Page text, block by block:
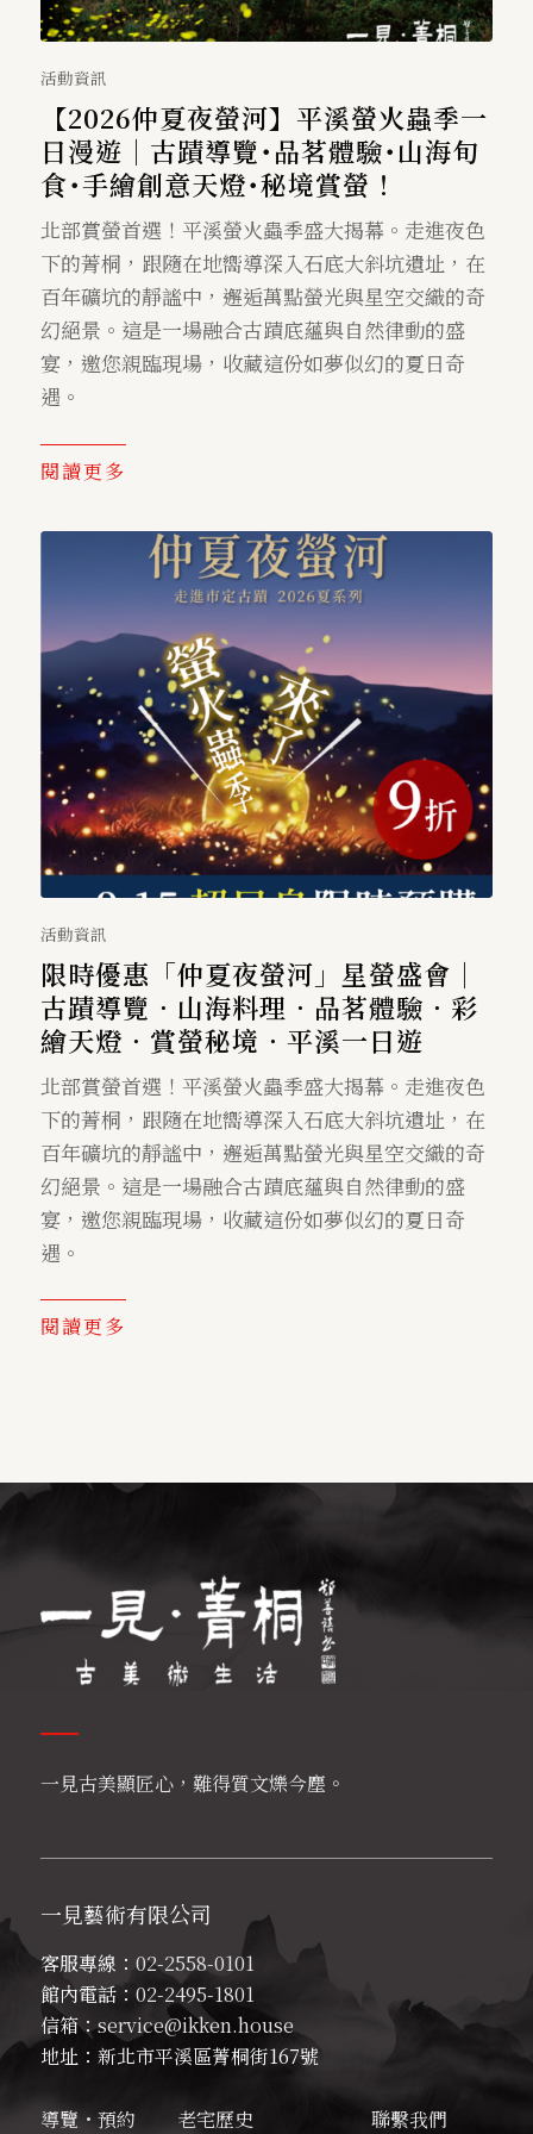
【2026仲夏夜螢河】平溪螢火蟲季一
日漫遊｜古蹟導覽･品茗體驗･山海旬
食･手繪創意天燈･秘境賞螢！
活動資訊
北部賞螢首選！平溪螢火蟲季盛大揭幕。走進夜色
下的菁桐，跟隨在地嚮導深入石底大斜坑遺址，在
百年礦坑的靜謐中，邂逅萬點螢光與星空交織的奇
幻絕景。這是一場融合古蹟底蘊與自然律動的盛
宴，邀您親臨現場，收藏這份如夢似幻的夏日奇
遇。
閱讀更多
限時優惠「仲夏夜螢河」星螢盛會｜
古蹟導覽．山海料理．品茗體驗．彩
繪天燈．賞螢秘境．平溪一日遊
活動資訊
北部賞螢首選！平溪螢火蟲季盛大揭幕。走進夜色
下的菁桐，跟隨在地嚮導深入石底大斜坑遺址，在
百年礦坑的靜謐中，邂逅萬點螢光與星空交織的奇
幻絕景。這是一場融合古蹟底蘊與自然律動的盛
宴，邀您親臨現場，收藏這份如夢似幻的夏日奇
遇。
閱讀更多
━━
一見古美顯匠心，難得質文爍今塵 。
一見藝術有限公司
客服專線： 02-2558-0101
館內電話： 02-2495-1801
信箱：service@ikken.house
地址：新北市平溪區菁桐街167號
導覽・預約 老宅歷史 聯繫我們